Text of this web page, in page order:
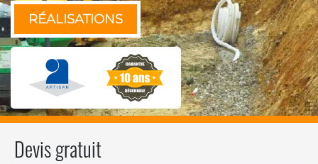
RÉALISATIONS
Devis gratuit